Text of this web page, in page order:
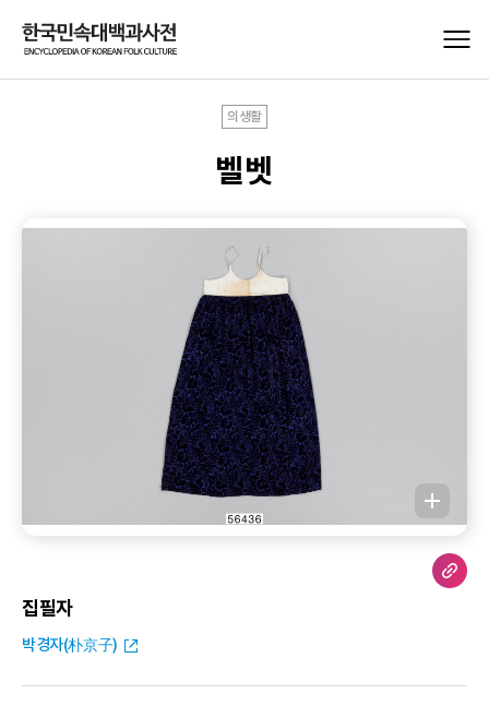
의생활
벨벳
집필자
박경자(朴京子)